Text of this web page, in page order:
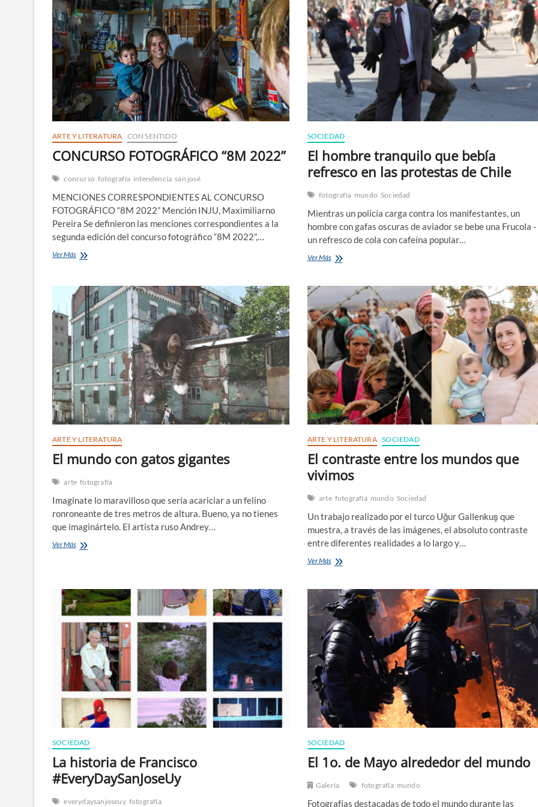
ARTE Y LITERATURA CON SENTIDO
CONCURSO FOTOGRÁFICO “8M 2022”
concurso fotografía intendencia san josé
MENCIONES CORRESPONDIENTES AL CONCURSO
FOTOGRÁFICO “8M 2022” Mención INJU, Maximiliarno
Pereira Se definieron las menciones correspondientes a la
segunda edición del concurso fotográfico “8M 2022”,…
Ver MásCONCURSO
2022”
SOCIEDAD
El hombre tranquilo que bebía
refresco en las protestas de Chile
fotografía mundo Sociedad
Mientras un policía carga contra los manifestantes, un
hombre con gafas oscuras de aviador se bebe una Frucola -
un refresco de cola con cafeína popular…
Ver MásEl
bebía
refresco
en
las
protestas
de
Chile
ARTE Y LITERATURA
El mundo con gatos gigantes
arte fotografía
Imaginate lo maravilloso que sería acariciar a un felino
ronroneante de tres metros de altura. Bueno, ya no tienes
que imaginártelo. El artista ruso Andrey…
Ver MásEl
ARTE Y LITERATURA SOCIEDAD
El contraste entre los mundos que
vivimos
arte fotografía mundo Sociedad
Un trabajo realizado por el turco Uğur Gallenkuş que
muestra, a través de las imágenes, el absoluto contraste
entre diferentes realidades a lo largo y…
Ver MásEl
los
mundos
que
vivimos
SOCIEDAD
La historia de Francisco
#EveryDaySanJoseUy
everydaysanjoseuy fotografía
SOCIEDAD
El 1o. de Mayo alrededor del mundo
Galería fotografía mundo
Fotografías destacadas de todo el mundo durante las